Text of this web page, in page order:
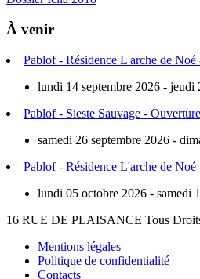
À venir
Pablof - Résidence L'arche de
lundi 14 septembre 2026 - jeudi
Pablof - Sieste Sauvage -
samedi 26 septembre 2026 -
Pablof - Résidence L'arche de
lundi 05 octobre 2026 - samedi
16 RUE DE PLAISANCE Tous
Mentions légales
Politique de confidentialité
Contacts